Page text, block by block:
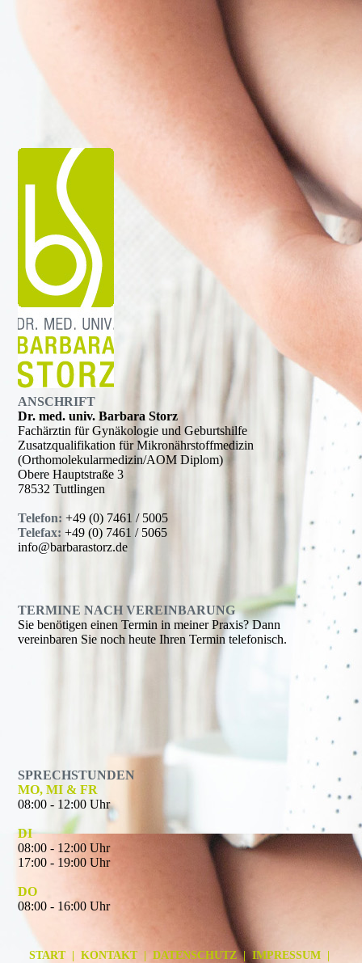
ANSCHRIFT
Dr. med. univ. Barbara Storz
Fachärztin für Gynäkologie und Geburtshilfe
Zusatzqualifikation für Mikronährstoffmedizin
(Orthomolekularmedizin/AOM Diplom)
Obere Hauptstraße 3
78532 Tuttlingen
Telefon: +49 (0) 7461 / 5005
Telefax: +49 (0) 7461 / 5065
info@barbarastorz.de
TERMINE NACH VEREINBARUNG
Sie benötigen einen Termin in meiner Praxis? Dann
vereinbaren Sie noch heute Ihren Termin telefonisch.
SPRECHSTUNDEN
MO, MI & FR
08:00 - 12:00 Uhr
DI
08:00 - 12:00 Uhr
17:00 - 19:00 Uhr
DO
08:00 - 16:00 Uhr
START| KONTAKT| DATENSCHUTZ| IMPRESSUM